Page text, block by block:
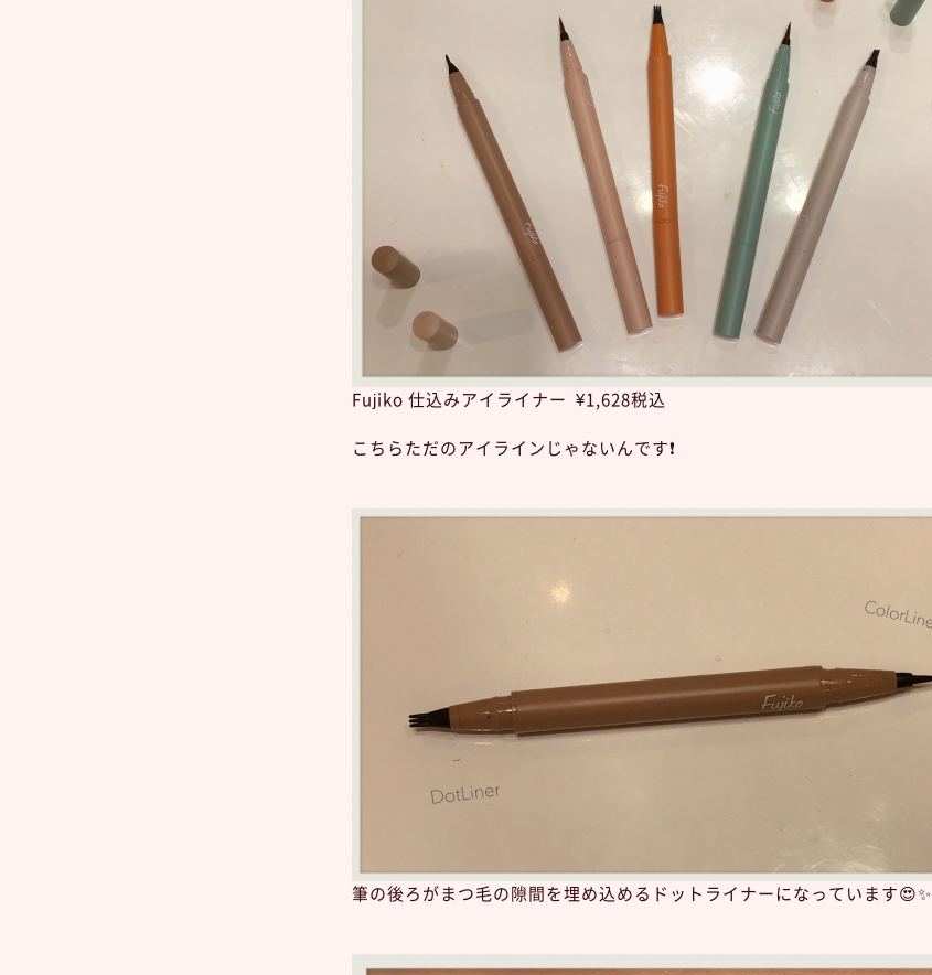
Fujiko 仕込みアイライナー ¥1,628税込
こちらただのアイラインじゃないんです❗️
筆の後ろがまつ毛の隙間を埋め込めるドットライナーになっています😍✨